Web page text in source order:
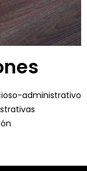
administrativo